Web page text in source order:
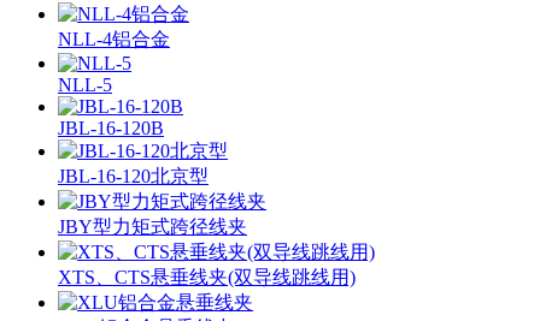
NLL-4铝合金
NLL-5
JBL-16-120B
JBL-16-120北京型
JBY型力矩式跨径线夹
XTS、CTS悬垂线夹(双导线跳线用)